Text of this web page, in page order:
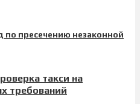
такси на
требований